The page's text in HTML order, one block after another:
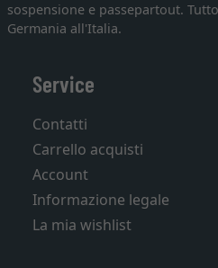
sospensione e passepartout.
Germania all'Italia.
Service
Contatti
Carrello acquisti
Account
Informazione legale
La mia wishlist